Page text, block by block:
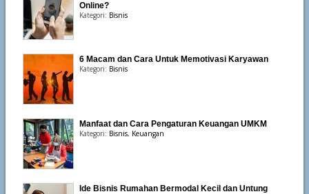
Online?
Kategori: Bisnis
6 Macam dan Cara Untuk Memotivasi Karyawan
Kategori: Bisnis
Manfaat dan Cara Pengaturan Keuangan UMKM
Kategori: Bisnis, Keuangan
Ide Bisnis Rumahan Bermodal Kecil dan Untung